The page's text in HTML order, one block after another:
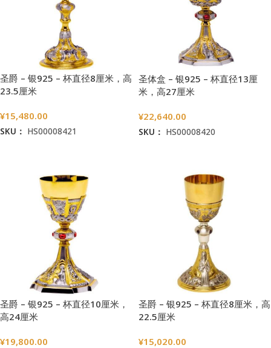
圣爵 – 银925 – 杯直径8厘米，高
23.5厘米
¥15,480.00
SKU： HS00008421
圣体盒 – 银925 – 杯直径13厘
米，高27厘米
¥22,640.00
SKU： HS00008420
圣爵 – 银925 – 杯直径10厘米，
高24厘米
¥19,800.00
圣爵 – 银925 – 杯直径8厘米，高
22.5厘米
¥15,020.00